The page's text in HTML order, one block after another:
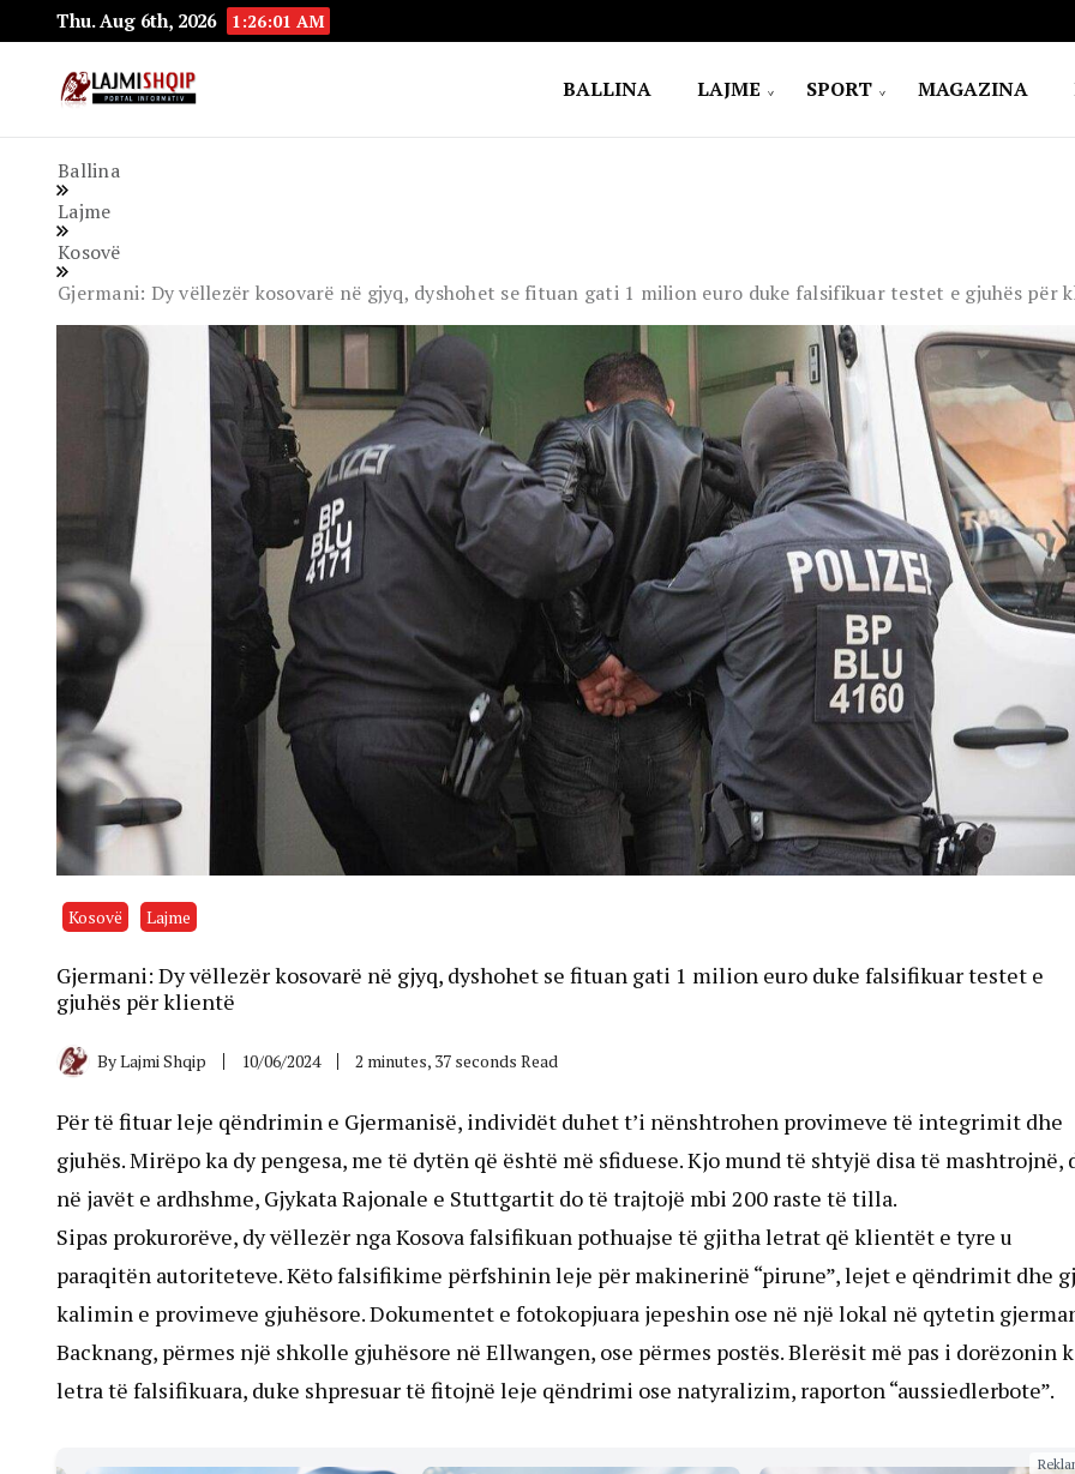
Thu. Aug 6th, 2026 1:26:02 AM
BALLINA LAJME SPORT MAGAZINA
Ballina
Lajme
Kosovë
Gjermani: Dy vëllezër kosovarë në gjyq, dyshohet se fituan gati 1 milion euro duke falsifikuar testet e gjuhës për
Kosovë Lajme
Gjermani: Dy vëllezër kosovarë në gjyq, dyshohet se fituan gati 1 milion euro duke falsifikuar testet e
gjuhës për klientë
ByLajmi Shqip 10/06/2024 2 minutes, 37 seconds Read
Për të fituar leje qëndrimin e Gjermanisë, individët duhet t’i nënshtrohen provimeve të integrimit dhe
gjuhës. Mirëpo ka dy pengesa, me të dytën që është më sfiduese. Kjo mund të shtyjë disa të mashtrojnë,
në javët e ardhshme, Gjykata Rajonale e Stuttgartit do të trajtojë mbi 200 raste të tilla.
Sipas prokurorëve, dy vëllezër nga Kosova falsifikuan pothuajse të gjitha letrat që klientët e tyre u
paraqitën autoriteteve. Këto falsifikime përfshinin leje për makinerinë “pirune”, lejet e qëndrimit dhe
kalimin e provimeve gjuhësore. Dokumentet e fotokopjuara jepeshin ose në një lokal në qytetin
Backnang, përmes një shkolle gjuhësore në Ellwangen, ose përmes postës. Blerësit më pas i dorëzonin
letra të falsifikuara, duke shpresuar të fitojnë leje qëndrimi ose natyralizim, raporton “aussiedlerbote”.